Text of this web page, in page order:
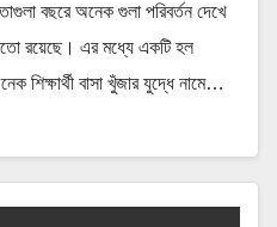
বছরে অনেক গুলা পরিবর্তন দেখে
রয়েছে। এর মধ্যে একটি হল
শিক্ষার্থী বাসা খুঁজার যুদ্ধে নামে…